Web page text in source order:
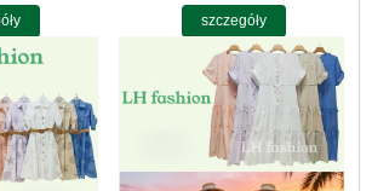
szczegóły